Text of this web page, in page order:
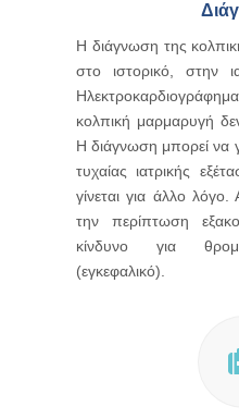
Η διάγνωση της
στο ιστορικό, στην
κολπική μαρμαρυγή
Η διάγνωση μπορεί να
τυχαίας ιατρικής
γίνεται για άλλο
την περίπτωση
κίνδυνο για
(εγκεφαλικό).